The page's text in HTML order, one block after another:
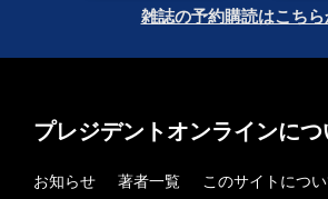
雑誌の予約購読はこちら
プレジデントオンラインにつ
お知らせ 著者一覧
このサイトにつ